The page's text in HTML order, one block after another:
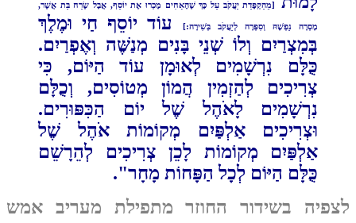
[מֵהַקְפָּדַת יַעֲקֹב עַל כָּךְ שֶׁהָאַחִים מָכְרוּ אֶת יוֹסֵף, אֲבָל שֶׂרַח בַּת אֲשֶׁר,
מָסְרָה נַפְשָׁהּ וְסִפְּרָה לְיַעֲקֹב בְּשִׁירָה:]עוֹד יוֹסֵף חַי וּמֶלֶךְ
בְּמִצְרַיִם וְלוֹ שְׁנֵי בָּנִים מְנַשֶּׁה וְאֶפְרַיִם.
כֻּלָּם נִרְשָׁמִים לְאוּמָן עוֹד הַיּוֹם, כִּי
צְרִיכִים לְהַזְמִין הֲמוֹן מְטוֹסִים, וְכֻלָּם
נִרְשָׁמִים לָאֹהֶל שֶׁל יוֹם הַכִּפּוּרִים.
וּצְרִיכִים אַלְפַּיִם מְקוֹמוֹת אֹהֶל שֶׁל
אַלְפַּיִם מְקוֹמוֹת לָכֵן צְרִיכִים לְהֵרָשֵׁם
כֻּלָּם הַיּוֹם לְכָל הַפָּחוֹת מָחָר"‏.
בשידור החוזר מתפילת מעריב אמש